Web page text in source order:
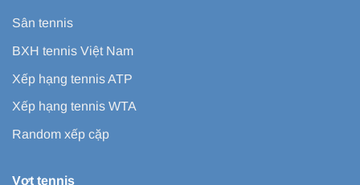
Sân tennis
BXH tennis Việt Nam
Xếp hạng tennis ATP
Xếp hạng tennis WTA
Random xếp cặp
Vợt tennis